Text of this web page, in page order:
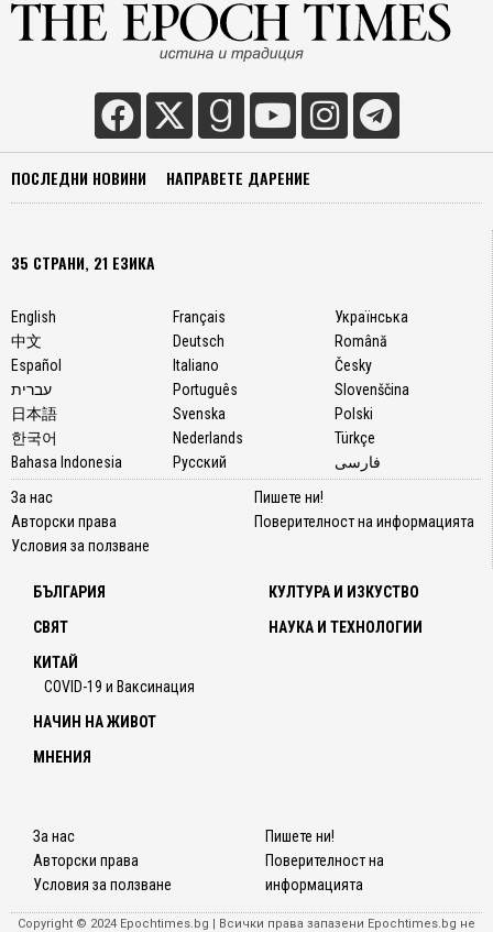
ПОСЛЕДНИ НОВИНИ НАПРАВЕТЕ ДАРЕНИЕ
35 СТРАНИ, 21 ЕЗИКА
English
中文
Español
עברית
日本語
한국어
Bahasa Indonesia
Français
Deutsch
Italiano
Português
Svenska
Nederlands
Русский
Українська
Română
Česky
Slovenščina
Polski
Türkçe
فارسی
За нас
Авторски права
Условия за ползване
Пишете ни!
Поверителност на информацията
БЪЛГАРИЯ
СВЯТ
КИТАЙ
COVID-19 и Ваксинация
КУЛТУРА И ИЗКУСТВО
НАУКА И ТЕХНОЛОГИИ
НАЧИН НА ЖИВОТ
МНЕНИЯ
За нас
Авторски права
Условия за ползване
Пишете ни!
Поверителност на
информацията
Copyright © 2024 Epochtimes.bg | Всички права запазени Epochtimes.bg не